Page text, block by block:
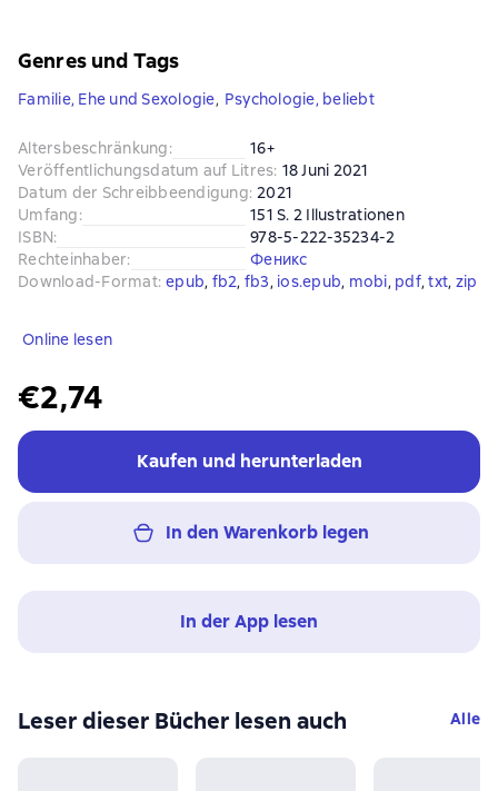
Genres und Tags
Familie, Ehe und Sexologie, Psychologie, beliebt
Altersbeschränkung:
16+
Veröffentlichungsdatum auf Litres: 18 Juni 2021
Datum der Schreibbeendigung: 2021
Umfang:
151 S. 2 Illustrationen
ISBN:
978-5-222-35234-2
Rechteinhaber:
Феникс
Download-Format: epub, fb2, fb3, ios.epub, mobi, pdf, txt, zip
Online lesen
€2,74
Kaufen und herunterladen
In den Warenkorb legen
In der App lesen
Leser dieser Bücher lesen auch Alle